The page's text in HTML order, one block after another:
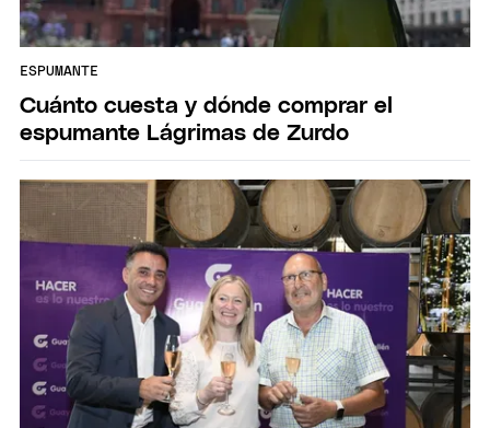
ESPUMANTE
Cuánto cuesta y dónde comprar el
espumante Lágrimas de Zurdo